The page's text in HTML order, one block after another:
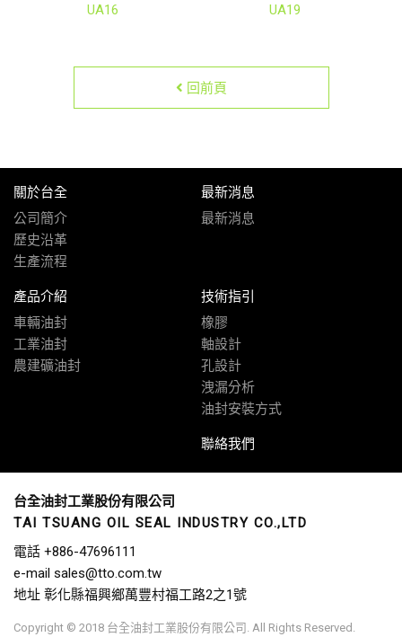
UA16 UA19
回前頁
關於台全
公司簡介
歷史沿革
生產流程
最新消息
最新消息
產品介紹
車輛油封
工業油封
農建礦油封
技術指引
橡膠
軸設計
孔設計
洩漏分析
油封安裝方式
聯絡我們
台全油封工業股份有限公司
TAI TSUANG OIL SEAL INDUSTRY CO.,LTD
電話 +886-47696111
e-mail sales@tto.com.tw
地址 彰化縣福興鄉萬豐村福工路2之1號
Copyright © 2018 台全油封工業股份有限公司. All Rights Reserved.